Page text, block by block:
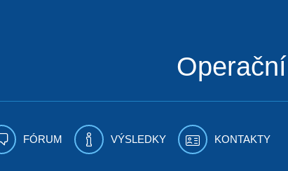
FÓRUM VÝSLEDKY KONTAKTY